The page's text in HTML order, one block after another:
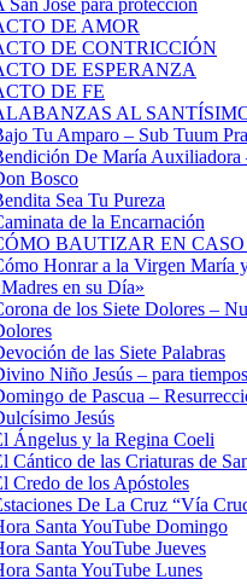
DE AMOR
DE CONTRICCIÓN
DE ESPERANZA
DE FE
AL
Tu Amparo – Sub Tuum
De María
Bosco
Sea Tu Pureza
de la Encarnación
BAUTIZAR EN
Honrar a la Virgen María
en su Día»
de los Siete Dolores –
de las Siete Palabras
Niño Jesús – para
de Pascua –
Jesús
Ángelus y la Regina Coeli
Cántico de las Criaturas de
Credo de los Apóstoles
De La Cruz “Vía
Santa YouTube Domingo
Santa YouTube Jueves
Santa YouTube Lunes